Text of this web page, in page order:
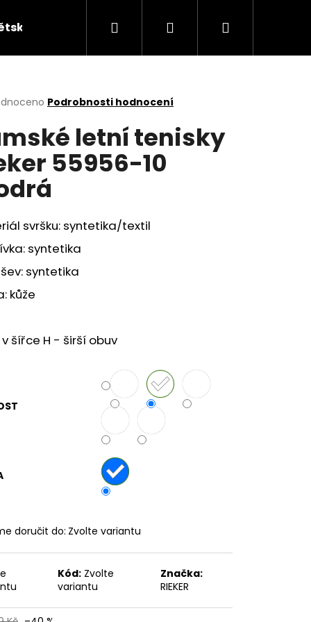
obuv Kabelky
Hledat PřihlášeníNákupní
Podrobnosti hodnocení
letní tenisky
55956-10
svršku: syntetika/textil
syntetika
syntetika
kůže
v šířce H - širší obuv
doručit do: Zvolte variantu
Kód: Zvolte
variantu
Značka:
RIEKER
ŽABKY INBLU ZO19